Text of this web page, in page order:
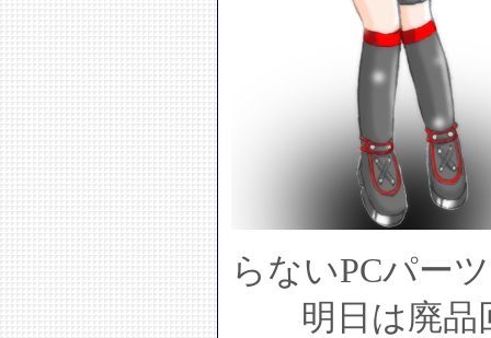
らないPCパー
明日は廃品